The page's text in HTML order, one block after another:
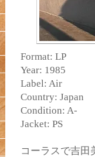
Format: LP
Year: 1985
Label: Air
Country: Japan
Condition: A-
Jacket: PS
コーラスで吉田